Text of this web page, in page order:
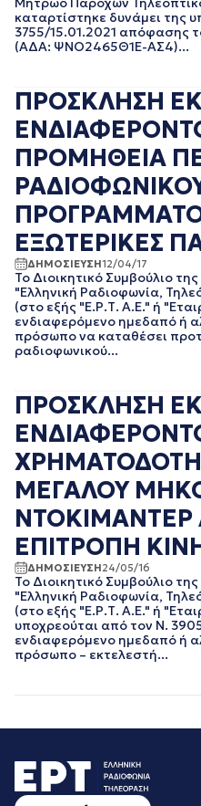
καταρτίστηκε δυνάμει της
3755/15.01.2021 απόφασης
(ΑΔΑ: ΨΝΟ2465Θ1Ε-ΑΣ4)...
ΠΡΟΣΚΛΗΣΗ
ΠΡΟΜΗΘΕΙΑ
ΕΞΩΤΕΡΙΚΕΣ
ΔΗΜΟΣΙΕΥΣΗ12/04/17
Το Διοικητικό Συμβούλιο
"Ελληνική Ραδιοφωνία,
(στο εξής "Ε.Ρ.Τ. Α.Ε." ή
ενδιαφερόμενο ημεδαπό ή
πρόσωπο να καταθέσει
ραδιοφωνικού...
ΠΡΟΣΚΛΗΣΗ
ΜΕΓΑΛΟΥ
ΕΠΙΤΡΟΠΗ
ΔΗΜΟΣΙΕΥΣΗ24/05/16
Το Διοικητικό Συμβούλιο
"Ελληνική Ραδιοφωνία,
(στο εξής "Ε.Ρ.Τ. Α.Ε." ή
υποχρεούται από τον Ν.
ενδιαφερόμενο ημεδαπό ή
πρόσωπο – εκτελεστή...